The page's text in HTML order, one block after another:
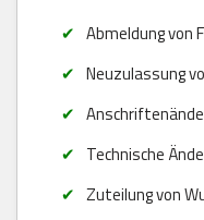
Abmeldung von
Neuzulassung
Technische
Zuteilung von